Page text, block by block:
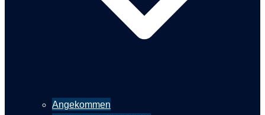
Angekommen